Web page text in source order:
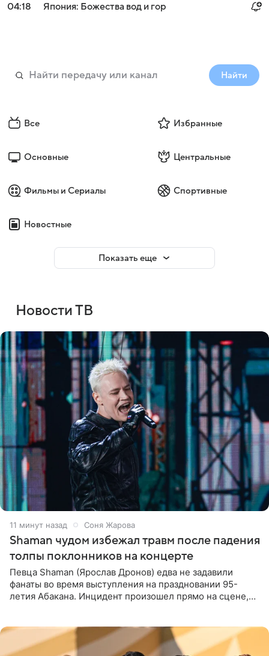
04:18
Япония: Божества вод и гор
Найти
Все Избранные
Основные Центральные
Фильмы и Сериалы Спортивные
Новостные
Показать еще
Новости ТВ
11 минут назад Соня Жарова
Shaman чудом избежал травм после падения
толпы поклонников на концерте
Певца Shaman (Ярослав Дронов) едва не задавили
фанаты во время выступления на праздновании 95-
летия Абакана. Инцидент произошел прямо на сцене,